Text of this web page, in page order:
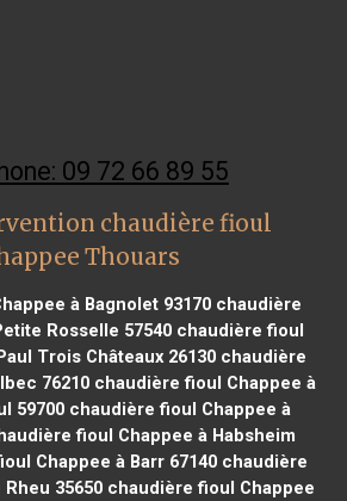
09 72 66 89 55
chaudière fioul
Thouars
à Bagnolet 93170chaudière
Rosselle 57540chaudière fioul
Trois Châteaux 26130chaudière
76210 chaudière fioul Chappee à
59700 chaudière fioul Chappee à
fioul Chappee à Habsheim
Chappee à Barr 67140 chaudière
35650chaudière fioul Chappee